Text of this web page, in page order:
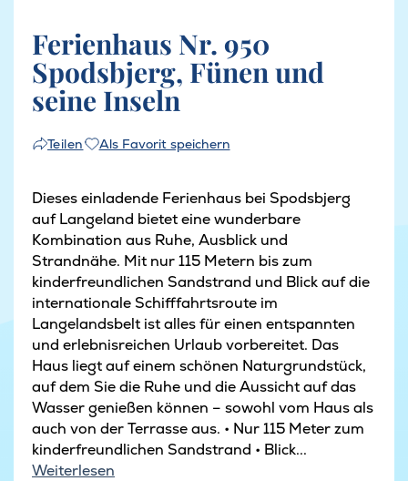
Ferienhaus Nr. 950
Spodsbjerg, Fünen und
seine Inseln
Teilen Als Favorit speichern
Dieses einladende Ferienhaus bei Spodsbjerg
auf Langeland bietet eine wunderbare
Kombination aus Ruhe, Ausblick und
Strandnähe. Mit nur 115 Metern bis zum
kinderfreundlichen Sandstrand und Blick auf die
internationale Schifffahrtsroute im
Langelandsbelt ist alles für einen entspannten
und erlebnisreichen Urlaub vorbereitet. Das
Haus liegt auf einem schönen Naturgrundstück,
auf dem Sie die Ruhe und die Aussicht auf das
Wasser genießen können – sowohl vom Haus als
auch von der Terrasse aus. • Nur 115 Meter zum
kinderfreundlichen Sandstrand • Blick...
Weiterlesen